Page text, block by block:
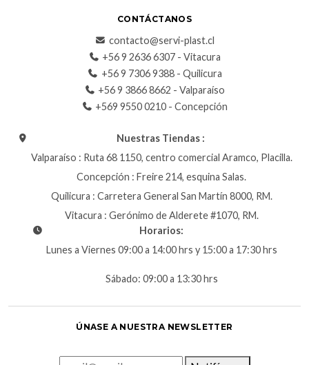
CONTÁCTANOS
contacto@servi-plast.cl
+56 9 2636 6307 - Vitacura
+56 9 7306 9388 - Quilicura
+56 9 3866 8662 - Valparaíso
+569 9550 0210 - Concepción
Nuestras Tiendas :
Valparaíso : Ruta 68 1150, centro comercial Aramco, Placilla.
Concepción : Freire 214, esquina Salas.
Quilicura : Carretera General San Martín 8000, RM.
Vitacura : Gerónimo de Alderete #1070, RM.
Horarios:
Lunes a Viernes 09:00 a 14:00 hrs y 15:00 a 17:30 hrs
Sábado: 09:00 a 13:30 hrs
ÚNASE A NUESTRA NEWSLETTER